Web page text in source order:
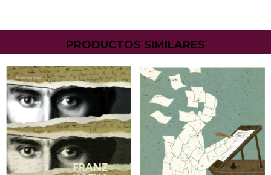
PRODUCTOS SIMILARES